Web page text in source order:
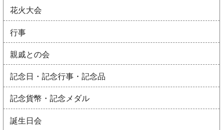
花火大会
行事
親戚との会
記念日・記念行事・記念品
記念貨幣・記念メダル
誕生日会